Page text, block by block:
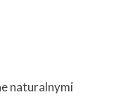
naturalnymi